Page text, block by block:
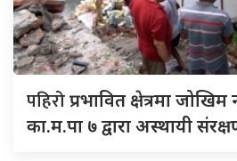
पहिरोप्रभावित क्षेत्रमा
का.म.पा ७ द्वारा अस्थायी